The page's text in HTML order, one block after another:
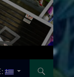
V! Tο